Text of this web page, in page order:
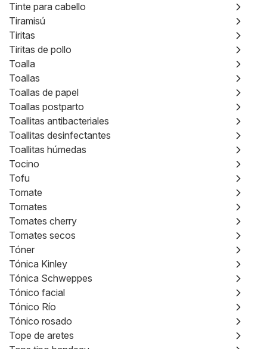
Tinte para cabello
Tiramisú
Tiritas
Tiritas de pollo
Toalla
Toallas
Toallas de papel
Toallas postparto
Toallitas antibacteriales
Toallitas desinfectantes
Toallitas húmedas
Tocino
Tofu
Tomate
Tomates
Tomates cherry
Tomates secos
Tóner
Tónica Kinley
Tónica Schweppes
Tónico facial
Tónico Río
Tónico rosado
Tope de aretes